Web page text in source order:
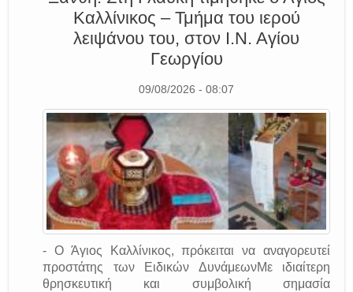
Καλλίνικος – Τμήμα του ιερού
λειψάνου του, στον Ι.Ν. Αγίου
Γεωργίου
09/08/2026 - 08:07
- Ο Άγιος Καλλίνικος, πρόκειται να αναγορευτεί
προστάτης των Ειδικών ΔυνάμεωνΜε ιδιαίτερη
θρησκευτική και συμβολική σημασία